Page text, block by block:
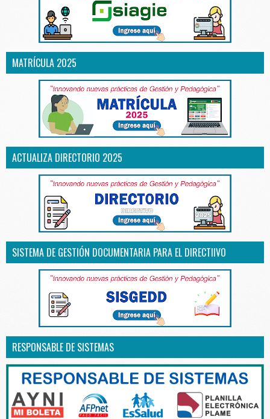
MATRÍCULA 2025
ACTUALIZA DIRECTORIO 2025
SISTEMA DE GESTIÓN DOCUMENTARIA PARA EL DIRECTIIVO
RESPONSABLE DE SISTEMAS